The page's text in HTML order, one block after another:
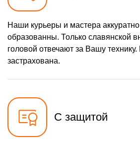
Наши курьеры и мастера
образованны. Только славянской
головой отвечают за Вашу технику.
застрахована.
С защитой